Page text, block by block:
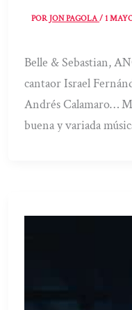
PORJON PAGOLA/1
Belle & Sebastian,
cantaor Israel
Andrés Calamaro…
buena y variada